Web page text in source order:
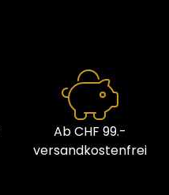
Ab CHF 99.-
versandkostenfrei